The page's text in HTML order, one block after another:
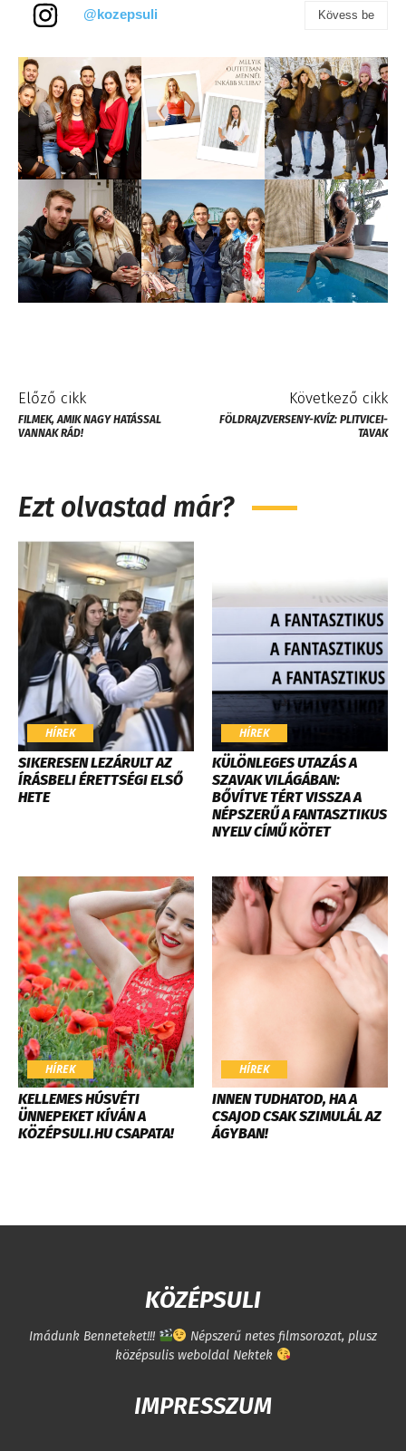
@kozepsuli Kövess be
Előző cikk
FILMEK, AMIK NAGY HATÁSSAL
VANNAK RÁD!
Következő cikk
FÖLDRAJZVERSENY-KVÍZ: PLITVICEI-
TAVAK
Ezt olvastad már?
HÍREK
SIKERESEN LEZÁRULT AZ
ÍRÁSBELI ÉRETTSÉGI ELSŐ
HETE
HÍREK
KÜLÖNLEGES UTAZÁS A
SZAVAK VILÁGÁBAN:
BŐVÍTVE TÉRT VISSZA A
NÉPSZERŰ A FANTASZTIKUS
NYELV CÍMŰ KÖTET
HÍREK
KELLEMES HÚSVÉTI
ÜNNEPEKET KÍVÁN A
KÖZÉPSULI.HU CSAPATA!
HÍREK
INNEN TUDHATOD, HA A
CSAJOD CSAK SZIMULÁL AZ
ÁGYBAN!
KÖZÉPSULI
Imádunk Benneteket!!!
Népszerű netes filmsorozat, plusz
középsulis weboldal Nektek
IMPRESSZUM